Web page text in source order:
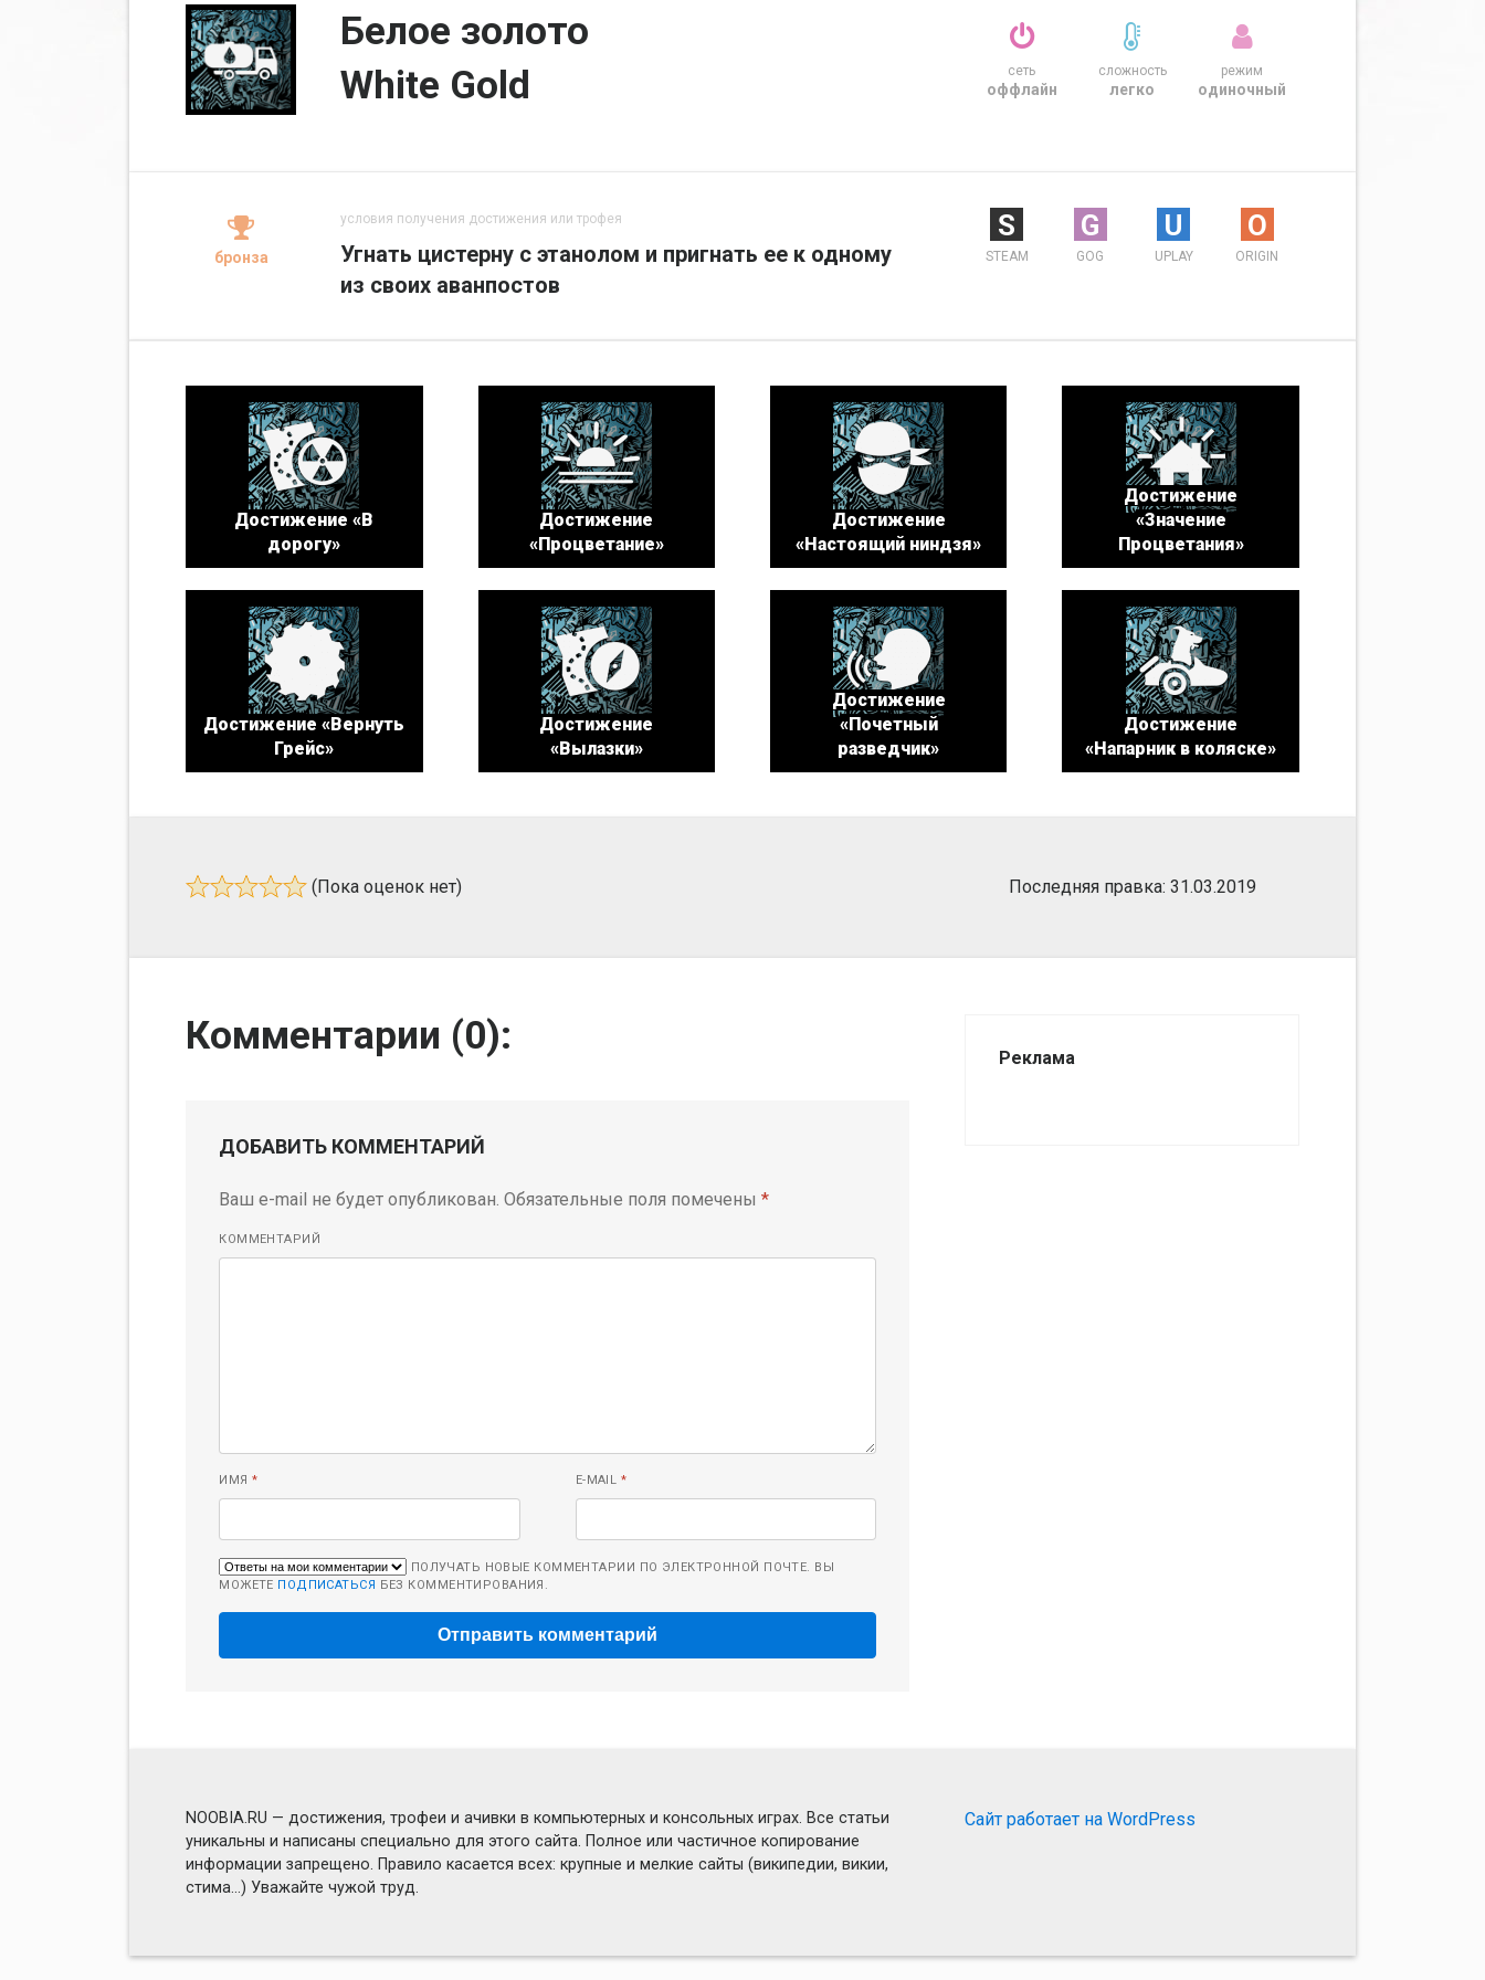
Белое золото
White Gold
сеть
оффлайн
сложность
легко
режим
одиночный
бронза
условия получения достижения или трофея
Угнать цистерну с этанолом и пригнать ее к одному
из своих аванпостов
S
STEAM
G
GOG
U
UPLAY
O
ORIGIN
Достижение «В
дорогу»
Достижение
«Процветание»
Достижение
«Настоящий ниндзя»
Достижение
«Значение
Процветания»
Достижение «Вернуть
Грейс»
Достижение
«Вылазки»
Достижение
«Почетный
разведчик»
Достижение
«Напарник в коляске»
(Пока оценок нет) Последняя правка: 31.03.2019
Комментарии (0):
ДОБАВИТЬ КОММЕНТАРИЙ
Ваш e-mail не будет опубликован. Обязательные поля помечены*
КОММЕНТАРИЙ
ИМЯ * E-MAIL *
ПОЛУЧАТЬ НОВЫЕ КОММЕНТАРИИ ПО ЭЛЕКТРОННОЙ ПОЧТЕ. ВЫ
МОЖЕТЕ ПОДПИСАТЬСЯ БЕЗ КОММЕНТИРОВАНИЯ.
Реклама
NOOBIA.RU — достижения, трофеи и ачивки в компьютерных и консольных играх. Все статьи
уникальны и написаны специально для этого сайта. Полное или частичное копирование
информации запрещено. Правило касается всех: крупные и мелкие сайты (википедии, викии,
стима...) Уважайте чужой труд.
Сайт работает на WordPress